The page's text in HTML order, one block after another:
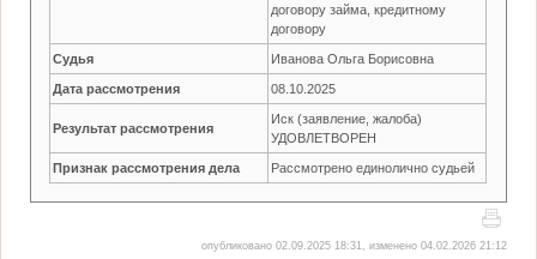
договору займа, кредитному
договору
Судья Иванова Ольга Борисовна
Дата рассмотрения 08.10.2025
Результат рассмотрения
Иск (заявление, жалоба)
УДОВЛЕТВОРЕН
Признак рассмотрения дела Рассмотрено единолично судьей
опубликовано 02.09.2025 18:31, изменено 04.02.2026 21:12